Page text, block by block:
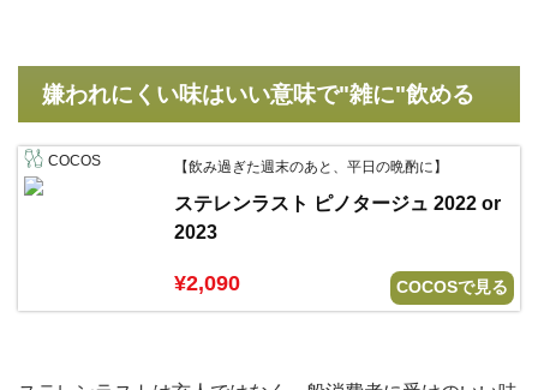
嫌われにくい味はいい意味で"雑に"飲める
COCOS 【飲み過ぎた週末のあと、平日の晩酌に】
ステレンラスト ピノタージュ 2022 or
2023
¥2,090 COCOSで見る